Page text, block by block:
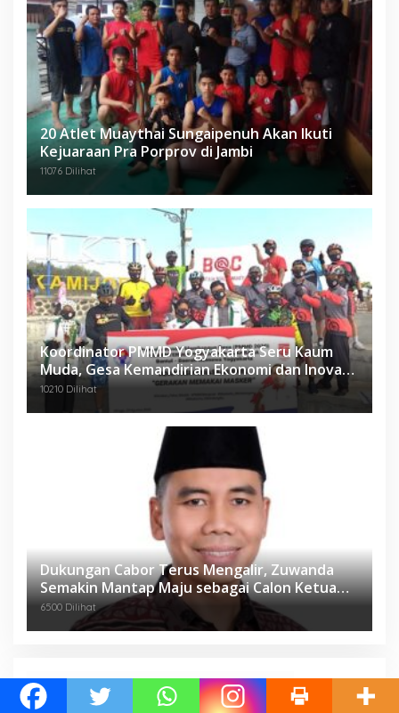
20 Atlet Muaythai Sungaipenuh Akan Ikuti
Kejuaraan Pra Porprov di Jambi
11076 Dilihat
Koordinator PMMD Yogyakarta Seru Kaum
Muda, Gesa Kemandirian Ekonomi dan Inovasi
Desa
10210 Dilihat
Dukungan Cabor Terus Mengalir, Zuwanda
Semakin Mantap Maju sebagai Calon Ketua
KONI
6500 Dilihat